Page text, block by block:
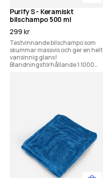
Purify S - Keramiskt
bilschampo 500 ml
299 kr
Testvinnande bilschampo som
skummar massvis och ger en helt
vansinnig glans!
Blandningsförhållande 1:1000